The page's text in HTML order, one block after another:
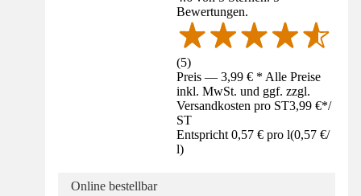
Bewertungen.
(5)
Preis — 3,99 € * Alle Preise
inkl. MwSt. und ggf. zzgl.
Versandkosten pro ST3,99 €*/
ST
Entspricht 0,57 € pro l(0,57 €/
l)
Online bestellbar